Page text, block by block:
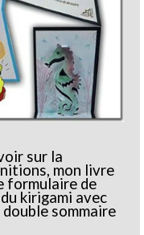
sur la
mon livre
formulaire de
kirigami avec
sommaire